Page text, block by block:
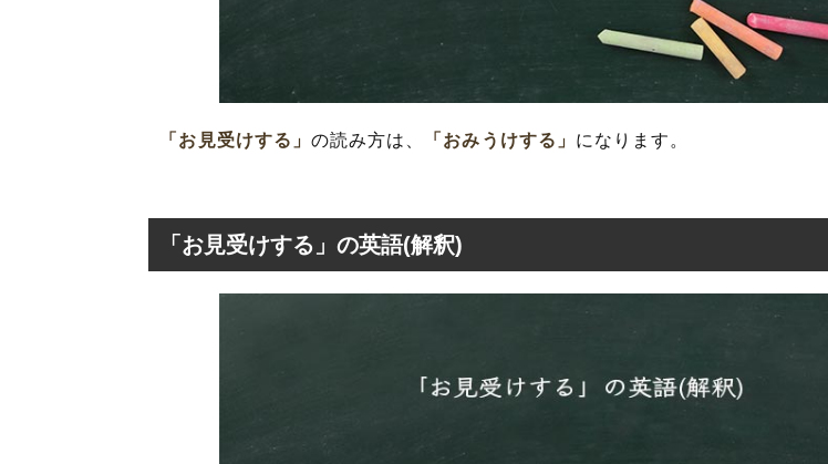
「お見受けする」 の読み方は、 「おみうけする」 になります。
「お見受けする」の英語(解釈)